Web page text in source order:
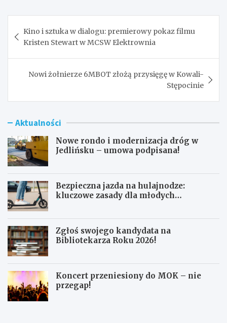
wpisu
Kino i sztuka w dialogu: premierowy pokaz filmu
Kristen Stewart w MCSW Elektrownia
Nowi żołnierze 6MBOT złożą przysięgę w Kowali-
Stępocinie
Aktualności
Nowe rondo i modernizacja dróg w
Jedlińsku – umowa podpisana!
Bezpieczna jazda na hulajnodze:
kluczowe zasady dla młodych
Zgłoś swojego kandydata na
Bibliotekarza Roku 2026!
Koncert przeniesiony do MOK – nie
przegap!
N
B